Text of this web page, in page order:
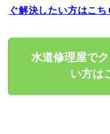
ぐ解決したい方はこち
水道修理屋で
い方は